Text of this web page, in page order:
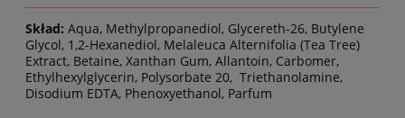
Skład: Aqua, Methylpropanediol, Glycereth-26, Butylene
Glycol, 1,2-Hexanediol, Melaleuca Alternifolia (Tea Tree)
Extract, Betaine, Xanthan Gum, Allantoin, Carbomer,
Ethylhexylglycerin, Polysorbate 20, Triethanolamine,
Disodium EDTA, Phenoxyethanol, Parfum